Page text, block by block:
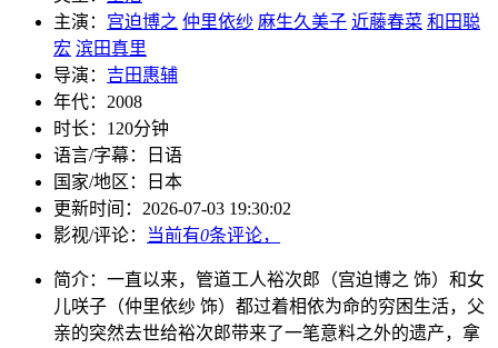
主演： 宫迫博之 仲里依纱 麻生久美子 近藤春菜 和田聪
宏 滨田真里
导演： 吉田惠辅
年代： 2008
时长： 120分钟
语言/字幕：
日语
国家/地区：
日本
更新时间： 2026-07-03 19:30:02
影视/评论：
当前有0条评论，
简介： 一直以来，管道工人裕次郎（宫迫博之 饰）和女
儿咲子（仲里依纱 饰）都过着相依为命的穷困生活，父
亲的突然去世给裕次郎带来了一笔意料之外的遗产，拿